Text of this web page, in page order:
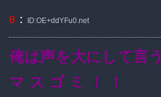
8 ： ID:OE+ddYFu0.net
俺は声を大にして言う
マ ス ゴ ミ ！ ！